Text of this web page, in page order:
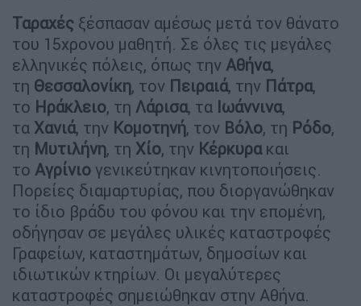
Ταραχές ξέσπασαν αμέσως μετά τον θάνατο
του 15χρονου μαθητή. Σε όλες τις μεγάλες
ελληνικές πόλεις, όπως την Αθήνα,
τη Θεσσαλονίκη, τον Πειραιά, την Πάτρα,
το Ηράκλειο, τη Λάρισα, τα Ιωάννινα,
τα Χανιά, την Κομοτηνή, τον Βόλο, τη Ρόδο,
τη Μυτιλήνη, τη Χίο, την Κέρκυρα και
το Αγρίνιο γενικεύτηκαν κινητοποιήσεις.
Πορείες διαμαρτυρίας, που διοργανώθηκαν
το ίδιο βράδυ του φόνου και την επομένη,
οδήγησαν σε μεγάλες υλικές καταστροφές
Γραφείων, καταστημάτων, δημοσίων και
ιδιωτικών κτηρίων. Οι μεγαλύτερες
καταστροφές σημειώθηκαν στην Αθήνα.